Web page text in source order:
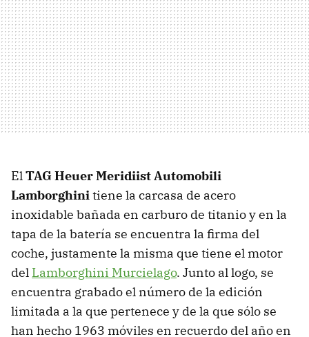
ElTAGHeuer Meridiist Automobili
Lamborghinitiene la carcasa de acero
inoxidable bañada en carburo de titanio y en la
tapa de la batería se encuentra la firma del
coche, justamente la misma que tiene el motor
del Lamborghini Murcielago. Junto al logo, se
encuentra grabado el número de la edición
limitada a la que pertenece y de la que sólo se
han hecho 1963 móviles en recuerdo del año en